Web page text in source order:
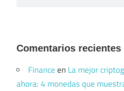
Comentarios recientes
Financeen La mejor
ahora: 4 monedas que